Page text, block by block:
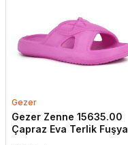
Gezer
Gezer Zenne 15635.00
Çapraz Eva Terlik Fuşya